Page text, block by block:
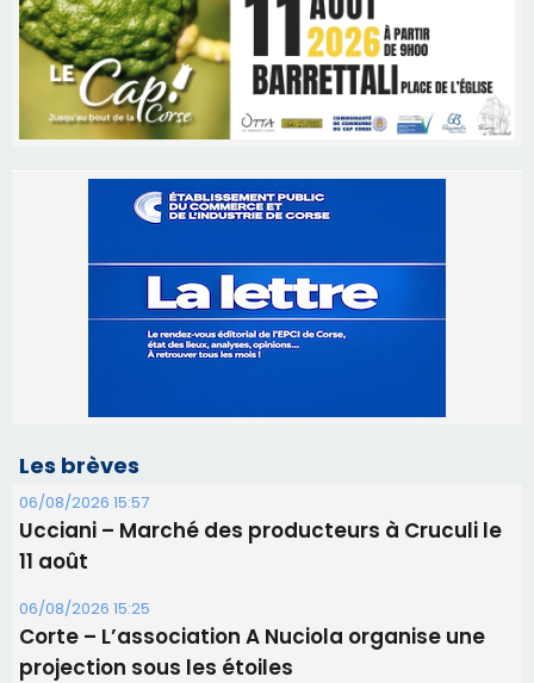
06/08/2026 15:57
Ucciani – Marché des producteurs à Cruculi le
Corte – L’association A Nuciola organise une
projection sous les étoiles
06/08/2026 15:04
Alata - Soirée Tango Argentin au stade de San
Benedetto
05/08/2026 09:53
Biguglia : messe de la Sainte-Marie et
procession le 14 août